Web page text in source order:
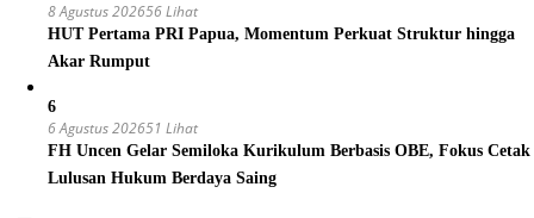
8 Agustus 202656 Lihat
HUT Pertama PRI Papua, Momentum Perkuat Struktur hingga
Akar Rumput
6
6 Agustus 202651 Lihat
FH Uncen Gelar Semiloka Kurikulum Berbasis OBE, Fokus Cetak
Lulusan Hukum Berdaya Saing